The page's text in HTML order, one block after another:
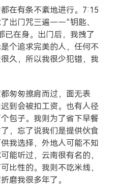
搜索
在有条不紊地进行。7:15
出门咒三遍——“钥匙、
已在身。出门后，我拽了
个追求完美的人，任何不
久，所以我很少犯错，我
匆匆擦肩而过，面无表
到会被扣工资。也有人径
包子。我则为了省下早餐
，忘了说我们是提供伙食
我选择，外地人可能不知
能听过，云南很有名的，
比性的。我则不吃米线，
磨我很多年了。